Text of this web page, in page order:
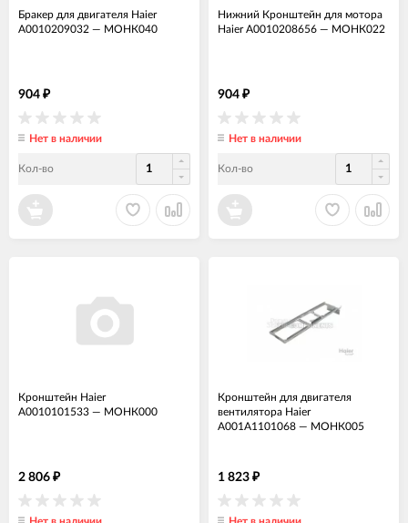
Бракер для двигателя Haier
A0010209032 — МОНК040
904 ₽
Нет в наличии
Кол-во
Нижний Кронштейн для мотора
Haier A0010208656 — МОНК022
904 ₽
Нет в наличии
Кол-во
Кронштейн Haier
A0010101533 — МОНК000
2 806 ₽
Кронштейн для двигателя
вентилятора Haier
A001A1101068 — МОНК005
1 823 ₽